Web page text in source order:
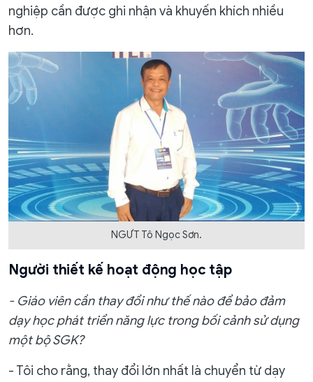
nghiệp cần được ghi nhận và khuyến khích nhiều
hơn.
NGƯT Tô Ngọc Sơn.
Người thiết kế hoạt động học tập
- Giáo viên cần thay đổi như thế nào để bảo đảm
dạy học phát triển năng lực trong bối cảnh sử dụng
một bộ SGK?
- Tôi cho rằng, thay đổi lớn nhất là chuyển từ dạy